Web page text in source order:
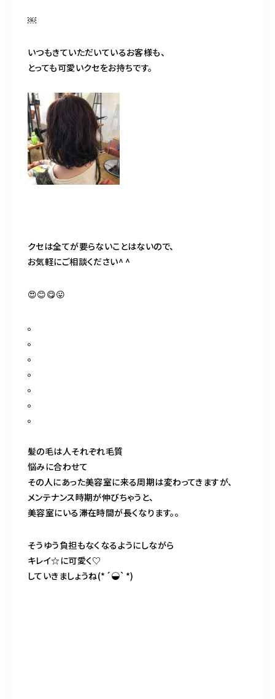
￼
いつもきていただいているお客様も、
とっても可愛いクセをお持ちです。
クセは全てが要らないことはないので、
お気軽にご相談ください^ ^
😍😊😋😛
。
。
。
。
。
。
。
髪の毛は人それぞれ毛質
悩みに合わせて
その人にあった美容室に来る周期は変わってきますが、
メンテナンス時期が伸びちゃうと、
美容室にいる滞在時間が長くなります。。
そうゆう負担もなくなるようにしながら
キレイ☆に可愛く♡
していきましょうね(*´◒`*)